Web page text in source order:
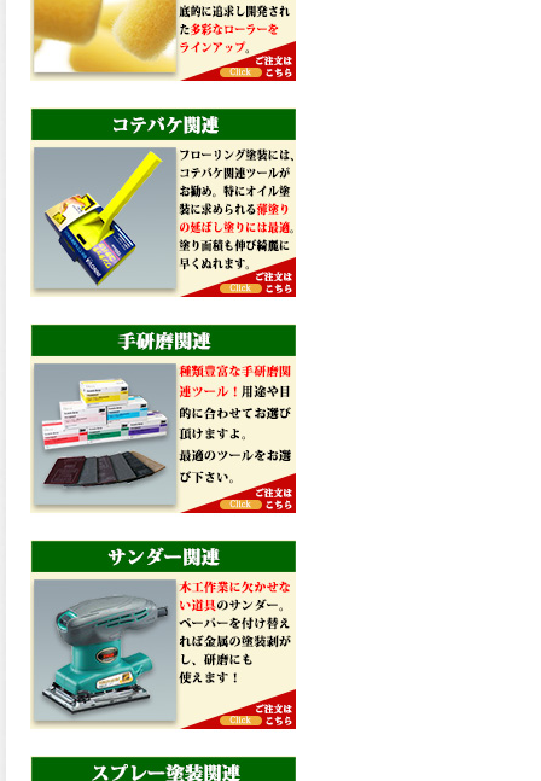
レタンU100が新しく販売開始
致しました。ご購入はこちら
から。
ファインウレタンの使いやす
さで、弾性形。塗料用シンナ
ーで希釈できる、使いやすさ
を追求したウレタン樹脂エナ
メル、弾性ファインウレタン
U100が新しく販売開始致しま
した。ご購入はこちらから。
2026.03.04
長年ご愛顧いただいている
「ラッカー塗料」に抗ウイル
ス機能を追加しバージョンア
ップ、UAV-78700 クリヤーラ
ッカー・ハイフラットが新し
く販売開始致しました。ご購
入はこちらから。
2026.03.03
し、汚れや日焼け・黄ばみを
防ぐことができる、白木肌2が
新しく販売開始致しました。
ご購入はこちらから。
2026.03.03
色彩豊かな自由な色調・木目
を表現できる屋内木部用の水
性ステイン、美水木インテリ
しました。ご購入はこちらか